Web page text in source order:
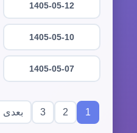
1405-05-12
1405-05-10
1405-05-07
1
2
3 بعدی